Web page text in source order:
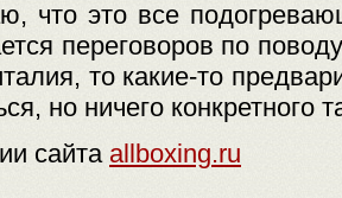
что это все
переговоров по
то какие-то
но ничего конкретного
сайта allboxing.ru